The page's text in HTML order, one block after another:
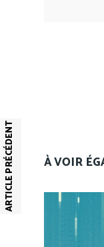
ARTICLE PRÉCÉDENT À VOIR